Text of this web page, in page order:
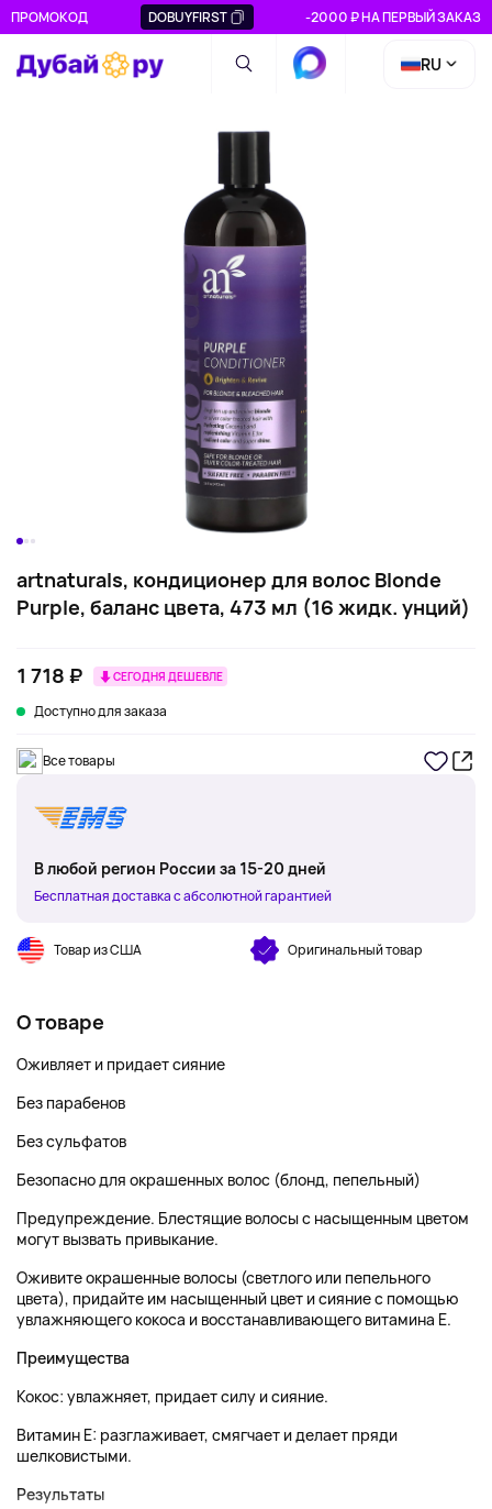
ПРОМОКОД DOBUYFIRST -2000 ₽ НА ПЕРВЫЙ ЗАКАЗ
RU
artnaturals, кондиционер для волос Blonde
Purple, баланс цвета, 473 мл (16 жидк. унций)
1 718 ₽ СЕГОДНЯ ДЕШЕВЛЕ
Доступно для заказа
Все товары
В любой регион России за 15-20 дней
Бесплатная доставка с абсолютной гарантией
Товар из США Оригинальный товар
О товаре
Оживляет и придает сияние
Без парабенов
Без сульфатов
Безопасно для окрашенных волос (блонд, пепельный)
Предупреждение. Блестящие волосы с насыщенным цветом
могут вызвать привыкание.
Оживите окрашенные волосы (светлого или пепельного
цвета), придайте им насыщенный цвет и сияние с помощью
увлажняющего кокоса и восстанавливающего витамина E.
Преимущества
Кокос: увлажняет, придает силу и сияние.
Витамин E: разглаживает, смягчает и делает пряди
шелковистыми.
Результаты